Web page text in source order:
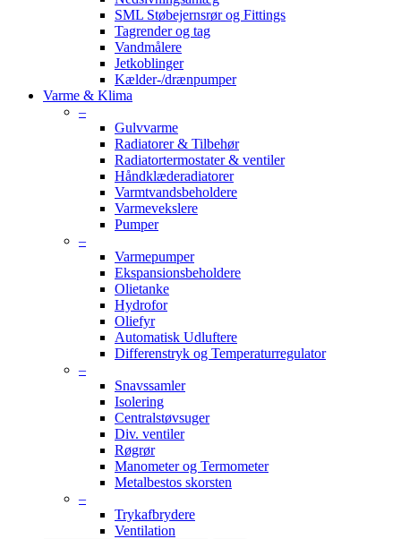
SML Støbejernsrør og Fittings
Tagrender og tag
Vandmålere
Jetkoblinger
Kælder-/drænpumper
Varme & Klima
–
Gulvvarme
Radiatorer & Tilbehør
Radiatortermostater & ventiler
Håndklæderadiatorer
Varmtvandsbeholdere
Varmevekslere
Pumper
–
Varmepumper
Ekspansionsbeholdere
Olietanke
Hydrofor
Oliefyr
Automatisk Udluftere
Differenstryk og Temperaturregulator
–
Snavssamler
Isolering
Centralstøvsuger
Div. ventiler
Røgrør
Manometer og Termometer
Metalbestos skorsten
–
Trykafbrydere
Ventilation